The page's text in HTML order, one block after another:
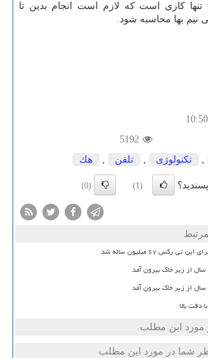
به آدرس tv.rightel.ir تنها كاری است كه لازم است انجام بدین تا
نیم بها محاسبه شود.
5192
, تكنولوژی , تلفن , هك
(1)
(0)
۶۷ میلیون ساله شد
دقت بالا
مورد این مطلب
شما در مورد این مطلب